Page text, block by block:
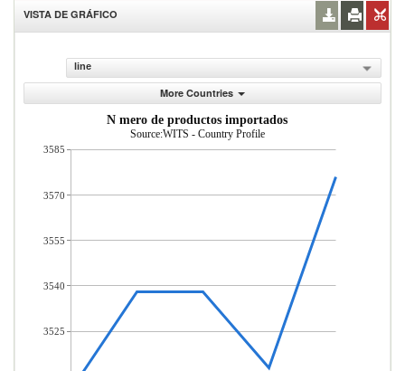
VISTA DE GRÁFICO
line
More Countries
N mero de productos importados
Source:WITS - Country Profile
3585
3570
3555
3540
3525